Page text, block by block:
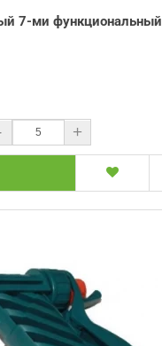
7-ми функциональный
+